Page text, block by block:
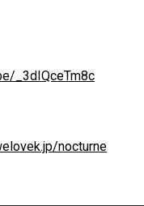
_3dIQceTm8c
nocturne